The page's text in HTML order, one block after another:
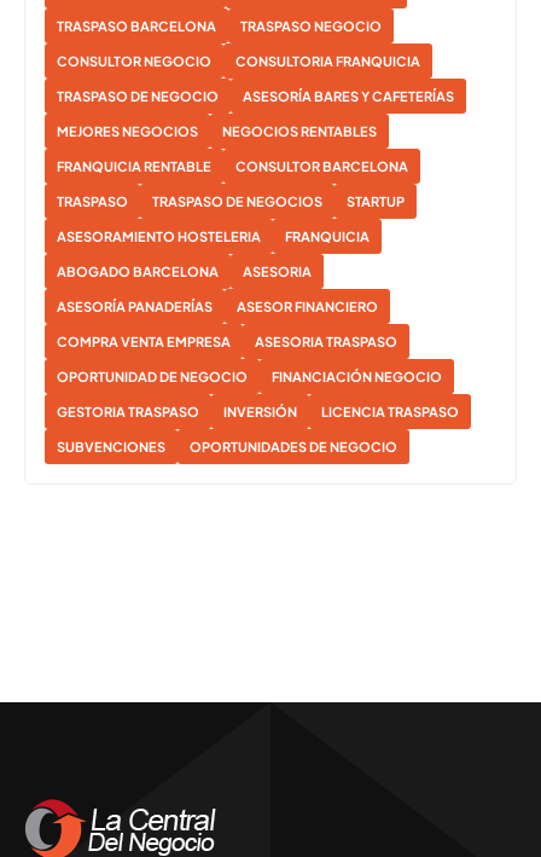
TRASPASO BARCELONA TRASPASO NEGOCIO
CONSULTOR NEGOCIO CONSULTORIA FRANQUICIA
TRASPASO DE NEGOCIO ASESORÍA BARES Y CAFETERÍAS
MEJORES NEGOCIOS NEGOCIOS RENTABLES
FRANQUICIA RENTABLE CONSULTOR BARCELONA
TRASPASO TRASPASO DE NEGOCIOS STARTUP
ASESORAMIENTO HOSTELERIA FRANQUICIA
ABOGADO BARCELONA ASESORIA
ASESORÍA PANADERÍAS ASESOR FINANCIERO
COMPRA VENTA EMPRESA ASESORIA TRASPASO
OPORTUNIDAD DE NEGOCIO FINANCIACIÓN NEGOCIO
GESTORIA TRASPASO INVERSIÓN LICENCIA TRASPASO
SUBVENCIONES OPORTUNIDADES DE NEGOCIO